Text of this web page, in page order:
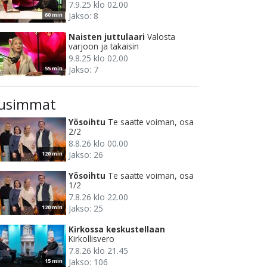
60 min
7.9.25 klo 02.00
Jakso: 8
55 min
Naisten juttulaari Valosta
varjoon ja takaisin
9.8.25 klo 02.00
Jakso: 7
120 min
Yösoihtu Te saatte voiman, osa
2/2
8.8.26 klo 00.00
Jakso: 26
120 min
Yösoihtu Te saatte voiman, osa
1/2
7.8.26 klo 22.00
Jakso: 25
15 min
Kirkossa keskustellaan
Kirkollisvero
7.8.26 klo 21.45
Jakso: 106